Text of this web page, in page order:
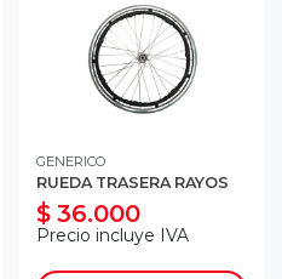
GENERICO
RUEDA TRASERA RAYOS
$ 36.000
Precio incluye IVA